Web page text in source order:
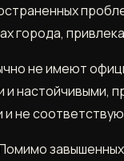
города,
не имеют
настойчивыми,
не